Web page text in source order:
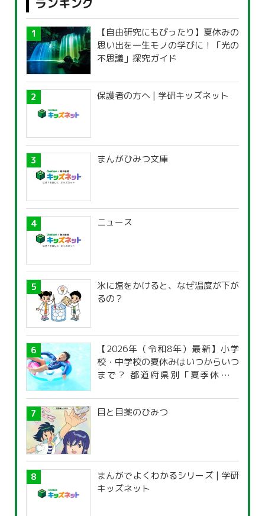
【自由研究にもぴったり】夏休みの
思い出を一生モノの学びに！「光の
不思議」探究ガイド
保護者の方へ | 学研キッズネット
まんがひみつ文庫
ニュース
氷に塩をかけると、なぜ温度が下が
るの？
【2026年（令和8年）最新】小学
校・中学校の夏休みはいつからいつ
まで？ 都道府県別「夏季休暇一
目と目薬のひみつ
まんがでよくわかるシリーズ | 学研
キッズネット